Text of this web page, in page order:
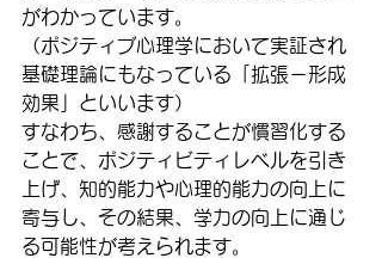
がわかっています。
（ポジティブ心理学において実証され
基礎理論にもなっている「拡張－形成
効果」といいます）
すなわち、感謝することが慣習化する
ことで、ポジティビティレベルを引き
上げ、知的能力や心理的能力の向上に
寄与し、その結果、学力の向上に通じ
る可能性が考えられます。